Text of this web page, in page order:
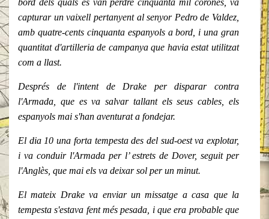
bord dels quals es van perdre cinquanta mil corones, va
capturar un vaixell pertanyent al senyor Pedro de Valdez,
amb quatre-cents cinquanta espanyols a bord, i una gran
quantitat d'artilleria de campanya que havia estat utilitzat
com a llast.
Després de l'intent de Drake per disparar contra
l'Armada, que es va salvar tallant els seus cables, els
espanyols mai s'han aventurat a fondejar.
El dia 10 una forta tempesta des del sud-oest va explotar,
i va conduir l'Armada per l’ estrets de Dover, seguit per
l'Anglès, que mai els va deixar sol per un minut.
El mateix Drake va enviar un missatge a casa que la
tempesta s'estava fent més pesada, i que era probable que